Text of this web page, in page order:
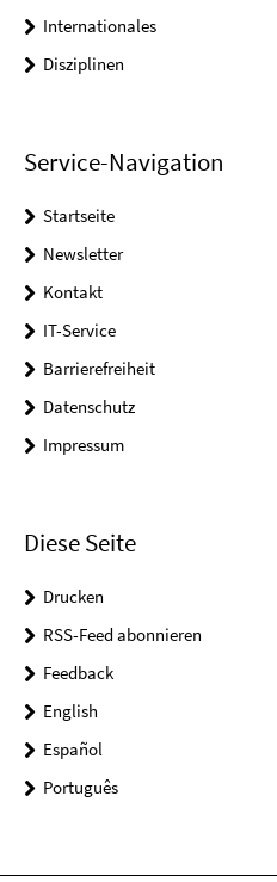
Internationales
Disziplinen
Service-Navigation
Startseite
Newsletter
Kontakt
IT-Service
Barrierefreiheit
Datenschutz
Impressum
Diese Seite
Drucken
RSS-Feed abonnieren
Feedback
English
Español
Português